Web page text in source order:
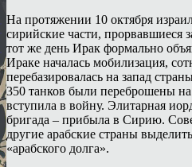
На протяжении 10 октября
сирийские части,
тот же день Ирак формально
Ираке началась мобилизация,
перебазировалась на запад
350 танков были переброшены
вступила в войну. Элитарная
бригада – прибыла в Сирию.
другие арабские страны
«арабского долга».